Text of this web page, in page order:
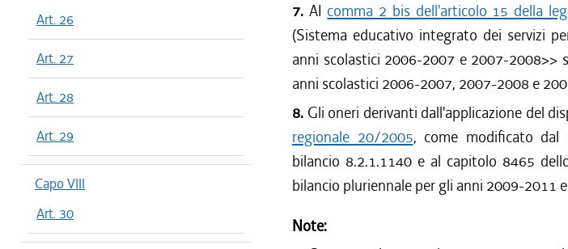
Art. 26
Art. 27
Art. 28
Art. 29
Capo VIII
Art. 30
7. AI comma 2 bis dell'articolo 15 della
(Sistema educativo integrato dei servizi
anni scolastici 2006-2007 e 2007-2008>>
anni scolastici 2006-2007, 2007-2008 e
8. Gli oneri derivanti dall'applicazione del
regionale 20/2005, come modificato dal
bilancio 8.2.1.1140 e al capitolo 8465
bilancio pluriennale per gli anni 2009-2011
Note: